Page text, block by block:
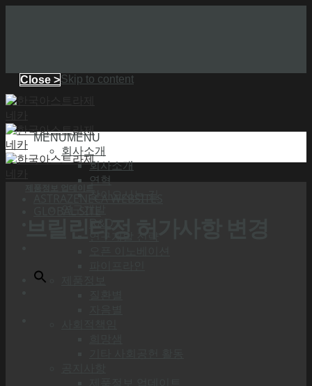
Close >Skip to content
MENUMENU
회사소개
회사소개
연혁